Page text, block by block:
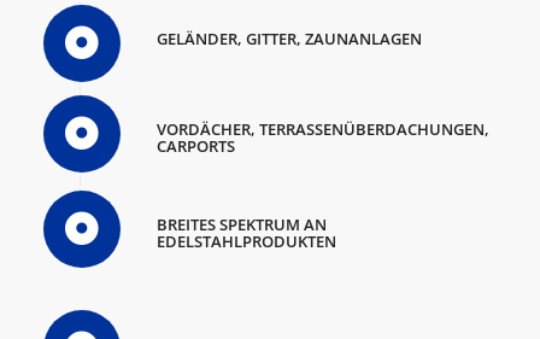
GELÄNDER, GITTER, ZAUNANLAGEN
VORDÄCHER, TERRASSENÜBERDACHUNGEN,
CARPORTS
BREITES SPEKTRUM AN
EDELSTAHLPRODUKTEN